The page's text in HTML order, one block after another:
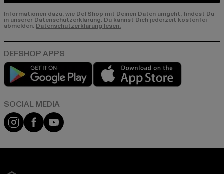
Informationen dazu, wie DefShop mit Deinen Daten umgeht, findest Du
in unserer Datenschutzerklärung. Du kannst Dich jederzeit kostenfei
abmelden. Datenschutzerklärung lesen.
Play market
Instagram
FacebookYouTube